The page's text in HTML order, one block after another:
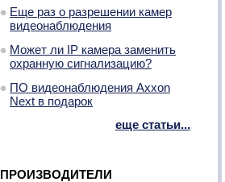
Еще раз о разрешении камер
видеонаблюдения
Может ли IP камера заменить
охранную сигнализацию?
ПО видеонаблюдения Axxon
Next в подарок
еще статьи...
ПРОИЗВОДИТЕЛИ